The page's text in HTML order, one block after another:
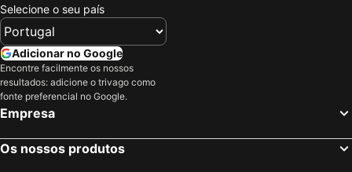
Selecione o seu país
Adicionar no Google
Encontre facilmente os nossos
resultados: adicione o trivago como
fonte preferencial no Google.
Empresa
Os nossos produtos